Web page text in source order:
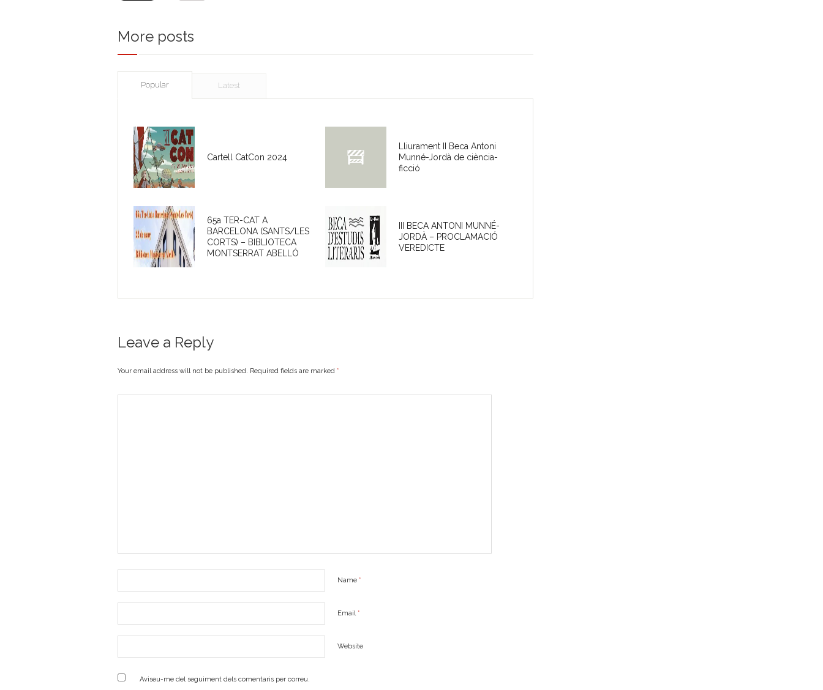
More posts
Popular Latest
Cartell CatCon 2024
Lliurament II Beca Antoni
Munné-Jordà de ciència-
ficció
65a TER-CAT A
BARCELONA (SANTS/LES
CORTS) – BIBLIOTECA
MONTSERRAT ABELLÓ
III BECA ANTONI MUNNÉ-
JORDÀ – PROCLAMACIÓ
VEREDICTE
Leave a Reply
Your email address will not be published. Required fields are marked *
Name*
Email*
Website
Aviseu-me del seguiment dels comentaris per correu.